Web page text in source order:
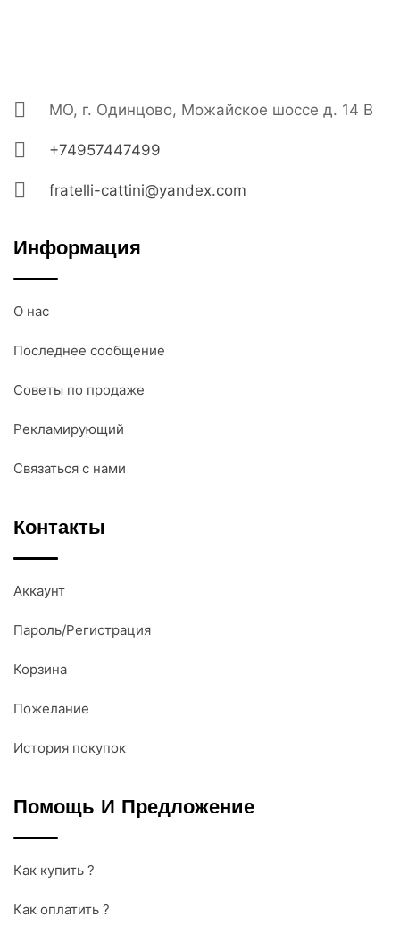
МО, г. Одинцово, Можайское шоссе д. 14 В
+74957447499
fratelli-cattini@yandex.com
Информация
О нас
Последнее сообщение
Советы по продаже
Рекламирующий
Связаться с нами
Контакты
Аккаунт
Пароль/Регистрация
Корзина
Пожелание
История покупок
Помощь И Предложение
Как купить ?
Как оплатить ?